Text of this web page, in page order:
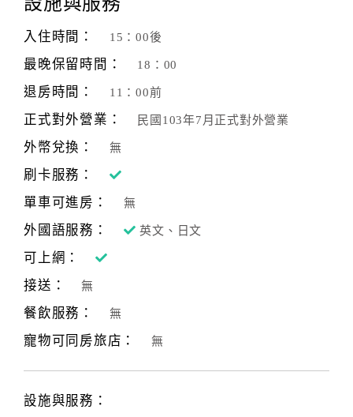
入住時間： 15：00後
最晚保留時間： 18：00
退房時間： 11：00前
正式對外營業： 民國103年7月正式對外營業
外幣兌換： 無
刷卡服務：
單車可進房：
無
外國語服務： 英文、日文
可上網：
接送：
無
餐飲服務： 無
寵物可同房旅店： 無
設施與服務：